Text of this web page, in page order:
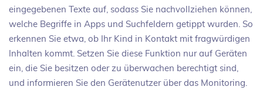
eingegebenen Texte auf, sodass Sie nachvollziehen können,
welche Begriffe in Apps und Suchfeldern getippt wurden. So
erkennen Sie etwa, ob Ihr Kind in Kontakt mit fragwürdigen
Inhalten kommt. Setzen Sie diese Funktion nur auf Geräten
ein, die Sie besitzen oder zu überwachen berechtigt sind,
und informieren Sie den Gerätenutzer über das Monitoring.